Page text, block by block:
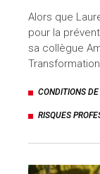
Alors que
pour la
sa collègue
CONDITIONS
RISQUES